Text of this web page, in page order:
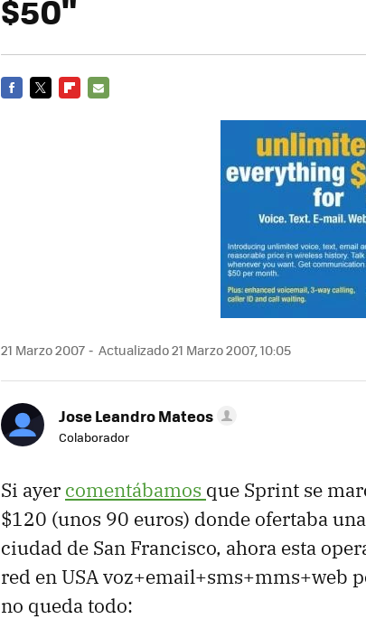
$50"
21 Marzo 2007 Actualizado 21 Marzo 2007, 10:05
Jose Leandro Mateos
Colaborador
Si ayer comentábamos que Sprint se
$120 (unos 90 euros) donde ofertaba
ciudad de San Francisco, ahora esta
red en USA voz+email+sms+mms+web
no queda todo: